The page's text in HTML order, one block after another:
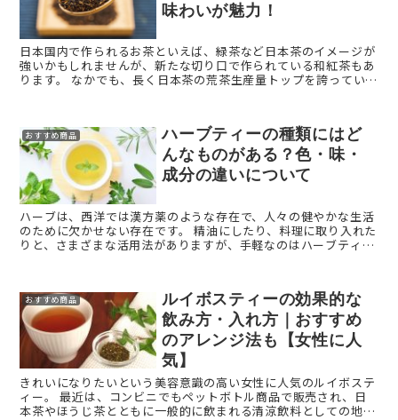
味わいが魅力！
日本国内で作られるお茶といえば、緑茶など日本茶のイメージが
強いかもしれませんが、新たな切り口で作られている和紅茶もあ
ります。 なかでも、長く日本茶の荒茶生産量トップを誇っている
おすすめ商品
ハーブティーの種類にはど
んなものがある？色・味・
成分の違いについて
ハーブは、西洋では漢方薬のような存在で、人々の健やかな生活
のために欠かせない存在です。 精油にしたり、料理に取り入れた
りと、さまざまな活用法がありますが、手軽なのはハーブティー
おすすめ商品
ルイボスティーの効果的な
飲み方・入れ方｜おすすめ
のアレンジ法も【女性に人
気】
きれいになりたいという美容意識の高い女性に人気のルイボステ
ィー。 最近は、コンビニでもペットボトル商品で販売され、日
本茶やほうじ茶とともに一般的に飲まれる清涼飲料としての地位